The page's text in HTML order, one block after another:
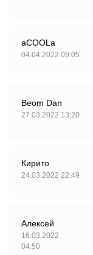
aCOOLa
04.04.2022 09:05
Beom Dan
27.03.2022 13:20
Кирито
24.03.2022 22:49
Алексей
16.03.2022
04:50